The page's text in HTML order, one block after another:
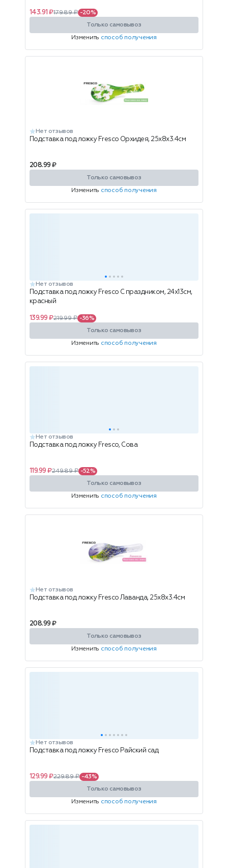
143.91 ₽179.89 ₽ -20%
Только самовывоз
Изменить способ получения
Нет отзывов
Подставка под ложку Fresco Орхидея, 25x8x3.4см
208.99 ₽
Только самовывоз
Изменить способ получения
Нет отзывов
Подставка под ложку Fresco С праздником, 24x13см,
красный
139.99 ₽219.99 ₽ -36%
Только самовывоз
Изменить способ получения
Нет отзывов
Подставка под ложку Fresco, Сова
119.99 ₽249.89 ₽ -52%
Только самовывоз
Изменить способ получения
Нет отзывов
Подставка под ложку Fresco Лаванда, 25x8x3.4см
208.99 ₽
Только самовывоз
Изменить способ получения
Нет отзывов
Подставка под ложку Fresco Райский сад
129.99 ₽229.89 ₽ -43%
Только самовывоз
Изменить способ получения